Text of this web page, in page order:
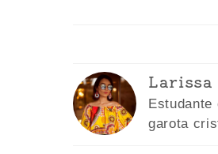
Larissa
garota